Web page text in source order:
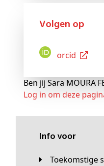
Volgen op
Orcid
Ben jij Sara MOURA
Log in om deze
Info voor
Toekomstige